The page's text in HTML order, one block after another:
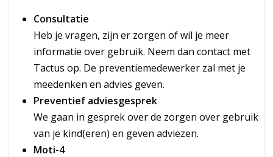
Consultatie
Heb je vragen, zijn er zorgen of wil je meer
informatie over gebruik. Neem dan contact met
Tactus op. De preventiemedewerker zal met je
meedenken en advies geven.
Preventief adviesgesprek
We gaan in gesprek over de zorgen over gebruik
van je kind(eren) en geven adviezen.
Moti-4